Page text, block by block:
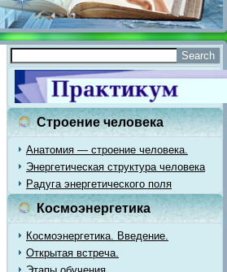
Строение человека
Анатомия — строение человека.
Энергетическая структура человека
Радуга энергетического поля
Космоэнергетика
Космоэнергетика. Введение.
Открытая встреча.